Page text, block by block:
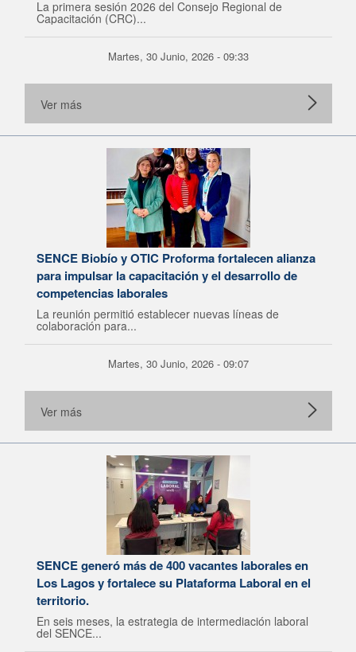
La primera sesión 2026 del Consejo Regional de
Capacitación (CRC)...
Martes, 30 Junio, 2026 - 09:33
Ver más
SENCE Biobío y OTIC Proforma fortalecen alianza
para impulsar la capacitación y el desarrollo de
competencias laborales
La reunión permitió establecer nuevas líneas de
colaboración para...
Martes, 30 Junio, 2026 - 09:07
Ver más
SENCE generó más de 400 vacantes laborales en
Los Lagos y fortalece su Plataforma Laboral en el
territorio.
En seis meses, la estrategia de intermediación laboral
del SENCE...